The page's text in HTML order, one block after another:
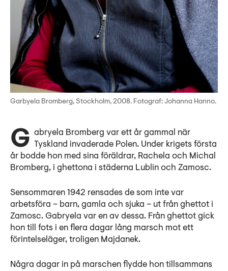
Garbyela Bromberg, Stockholm, 2008. Fotograf: Johanna Hanno.
Gabryela Bromberg var ett år gammal när Tyskland invaderade Polen. Under krigets första
år bodde hon med sina föräldrar, Rachela och Michal
Bromberg, i ghettona i städerna Lublin och Zamosc.
Sensommaren 1942 rensades de som inte var
arbetsföra – barn, gamla och sjuka – ut från ghettot i
Zamosc. Gabryela var en av dessa. Från ghettot gick
hon till fots i en flera dagar lång marsch mot ett
förintelseläger, troligen Majdanek.
Några dagar in på marschen flydde hon tillsammans